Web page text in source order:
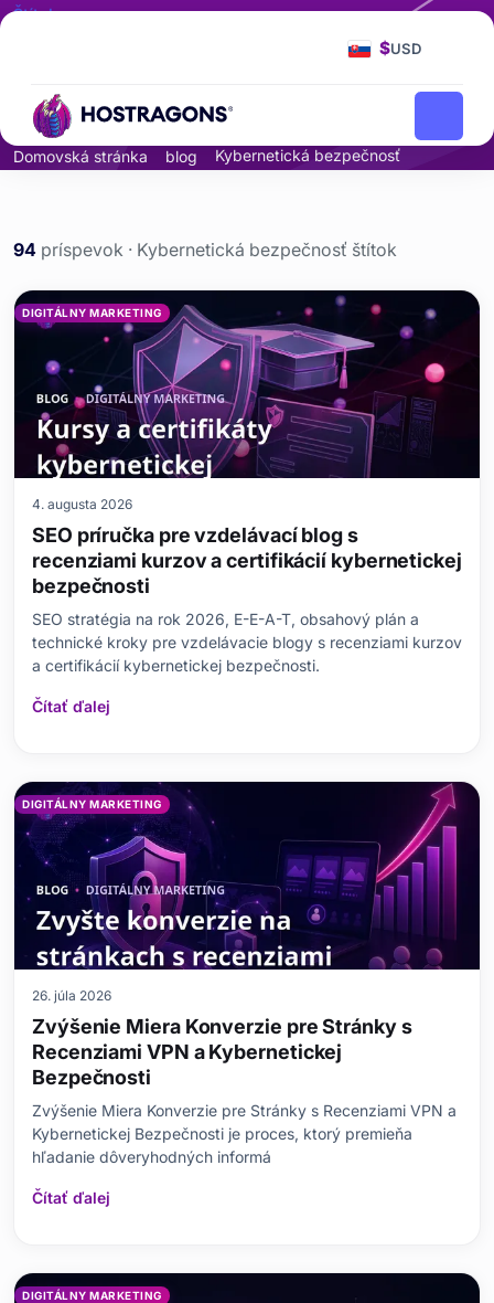
$USD
Štítok
bezpečnosť
Domovská stránka blog Kybernetická bezpečnosť
94 príspevok · Kybernetická bezpečnosť štítok
Kybernetická
DIGITÁLNY MARKETING
4. augusta 2026
SEO príručka pre vzdelávací blog s
recenziami kurzov a certifikácií kybernetickej
bezpečnosti
SEO stratégia na rok 2026, E-E-A-T, obsahový plán a
technické kroky pre vzdelávacie blogy s recenziami kurzov
a certifikácií kybernetickej bezpečnosti.
Čítať ďalej
DIGITÁLNY MARKETING
26. júla 2026
Zvýšenie Miera Konverzie pre Stránky s
Recenziami VPN a Kybernetickej
Bezpečnosti
Zvýšenie Miera Konverzie pre Stránky s Recenziami VPN a
Kybernetickej Bezpečnosti je proces, ktorý premieňa
hľadanie dôveryhodných informá
Čítať ďalej
DIGITÁLNY MARKETING